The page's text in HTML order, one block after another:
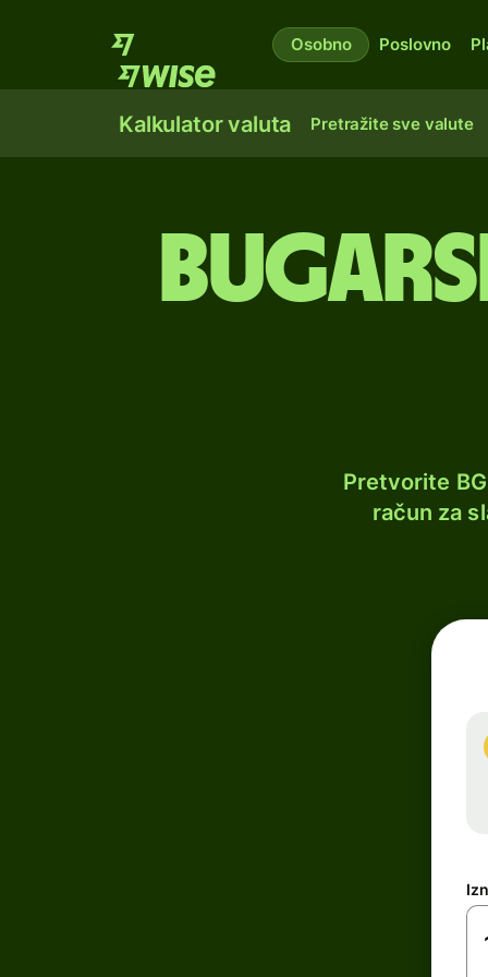
Osobno Poslovno
Kalkulator valuta Pretražite sve valute
Pretvorite
račun za